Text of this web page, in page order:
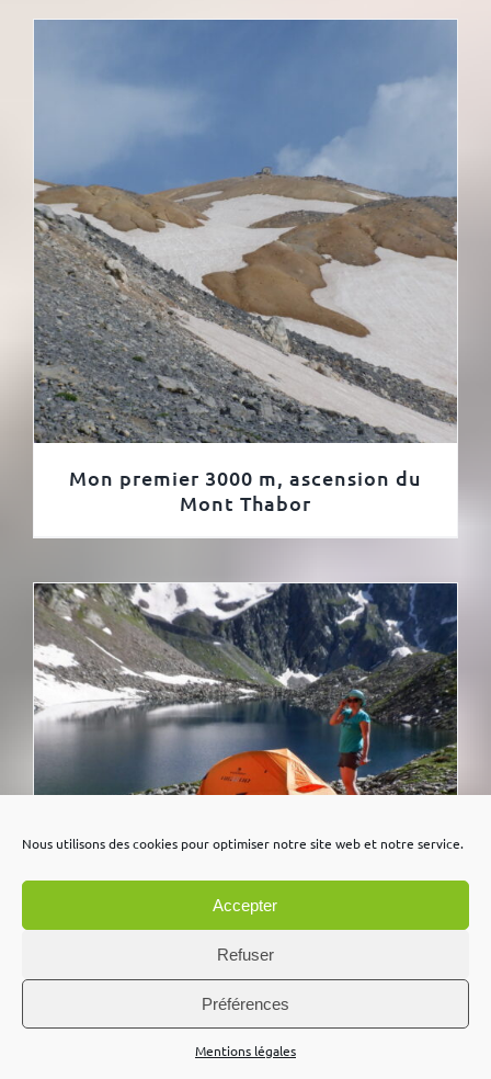
Nous utilisons des cookies pour optimiser notre site web et notre service.
Accepter
Refuser
Préférences
Mentions légales
Mon premier 3000 m, ascension du
Mont Thabor
Bivouac expérience / Massif du
Beaufortain